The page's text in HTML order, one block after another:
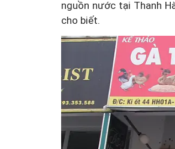
nguồn nước tại Thanh
cho biết.